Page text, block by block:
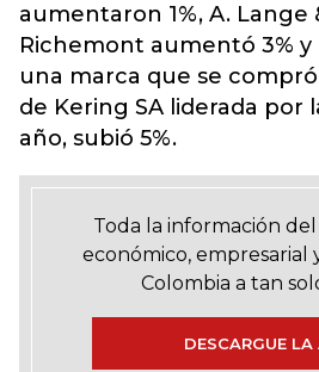
aumentaron 1%, A. Lange
Richemont aumentó 3% y
una marca que se
de Kering SA liderada por
año, subió 5%.
Toda la información
económico, empresarial
Colombia a tan
DESCARGUE LA